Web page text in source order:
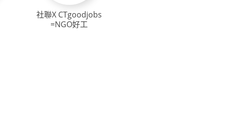
社聯X CTgoodjobs
=NGO好工